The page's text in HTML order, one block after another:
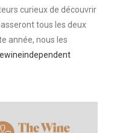
curieux de découvrir
tous les deux
année, nous les